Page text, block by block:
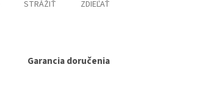
STRÁŽIŤ ZDIEĽAŤ
Garancia doručenia